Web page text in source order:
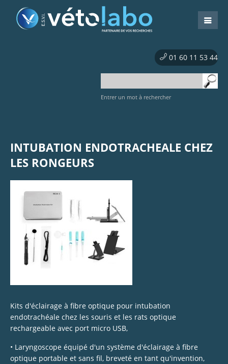
01 60 11 53 44
Entrer un mot à rechercher
INTUBATION ENDOTRACHEALE CHEZ
LES RONGEURS
Kits d'éclairage à fibre optique pour intubation
endotrachéale chez les souris et les rats optique
rechargeable avec port micro USB,
• Laryngoscope équipé d'un système d'éclairage à fibre
optique portable et sans fil, breveté en tant qu'invention,